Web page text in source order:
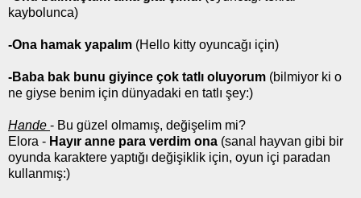
kaybolunca)
-Ona hamak yapalım (Hello kitty oyuncağı için)
-Baba bak bunu giyince çok tatlı oluyorum (bilmiyor ki o
ne giyse benim için dünyadaki en tatlı şey:)
Hande - Bu güzel olmamış, değişelim mi?
Elora - Hayır anne para verdim ona (sanal hayvan gibi bir
oyunda karaktere yaptığı değişiklik için, oyun içi paradan
kullanmış:)